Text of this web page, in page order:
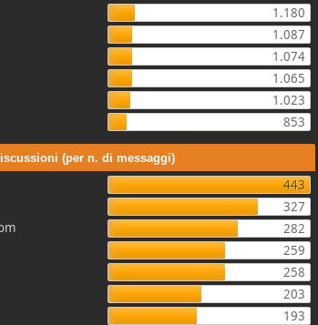
1.180
1.087
1.074
1.065
1.023
853
(per n. di messaggi)
443
327
282
259
258
203
193